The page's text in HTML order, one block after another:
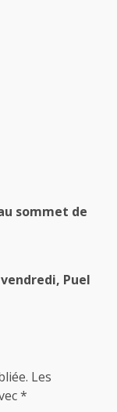
sommet de
Puel
Les
*